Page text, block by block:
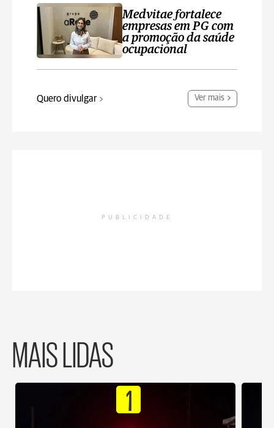
Medvitae fortalece
empresas em PG com
a promoção da saúde
ocupacional
Quero divulgar Ver mais
PUBLICIDADE
MAIS LIDAS
1